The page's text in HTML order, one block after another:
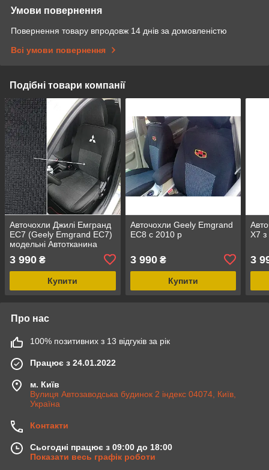
Умови повернення
Повернення товару впродовж 14 днів за домовленістю
Всі умови повернення
Подібні товари компанії
Авточохли Джилі Емгранд
ЕС7 (Geely Emgrand EC7)
модельні Автотканина
3 990 ₴
Купити
Авточохли Geely Emgrand
EC8 c 2010 р
3 990₴
Купити
Х7
3
Про нас
100% позитивних з 13 відгуків за рік
Працює з 24.01.2022
м. Київ
Вулиця Автозаводська будинок 2 індекс 04074, Київ,
Україна
Контакти
Сьогодні працює з 09:00 до 18:00
Показати весь графік роботи